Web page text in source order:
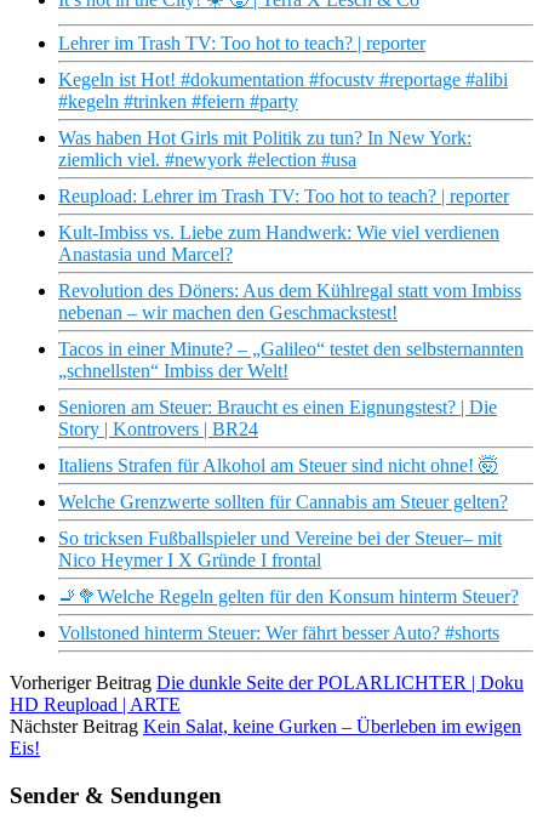
Lehrer im Trash TV: Too hot to teach? | reporter
Kegeln ist Hot! #dokumentation #focustv #reportage #alibi
#kegeln #trinken #feiern #party
Was haben Hot Girls mit Politik zu tun? In New York:
ziemlich viel. #newyork #election #usa
Reupload: Lehrer im Trash TV: Too hot to teach? | reporter
Kult-Imbiss vs. Liebe zum Handwerk: Wie viel verdienen
Anastasia und Marcel?
Revolution des Döners: Aus dem Kühlregal statt vom Imbiss
nebenan – wir machen den Geschmackstest!
Tacos in einer Minute? – „Galileo“ testet den selbsternannten
„schnellsten“ Imbiss der Welt!
Senioren am Steuer: Braucht es einen Eignungstest? | Die
Story | Kontrovers | BR24
Italiens Strafen für Alkohol am Steuer sind nicht ohne! 🤯
Welche Grenzwerte sollten für Cannabis am Steuer gelten?
So tricksen Fußballspieler und Vereine bei der Steuer– mit
Nico Heymer I X Gründe I frontal
🚬🥦Welche Regeln gelten für den Konsum hinterm Steuer?
Vollstoned hinterm Steuer: Wer fährt besser Auto? #shorts
Vorheriger Beitrag Die dunkle Seite der POLARLICHTER | Doku
HD Reupload | ARTE
Nächster Beitrag Kein Salat, keine Gurken – Überleben im ewigen
Eis!
Sender & Sendungen